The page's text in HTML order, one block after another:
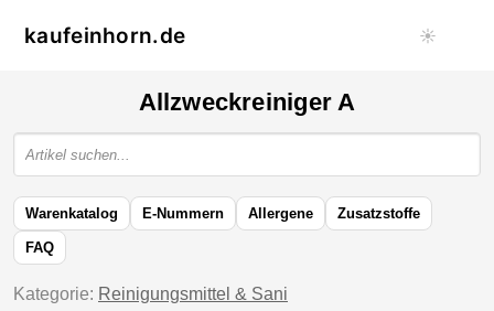
kaufeinhorn.de ☀️
Allzweckreiniger A
Warenkatalog E-Nummern Allergene Zusatzstoffe
FAQ
Kategorie: Reinigungsmittel & Sani